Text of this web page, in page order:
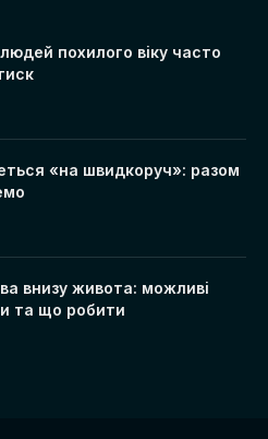
похилого віку часто
«на швидкоруч»: разом
внизу живота: можливі
та що робити